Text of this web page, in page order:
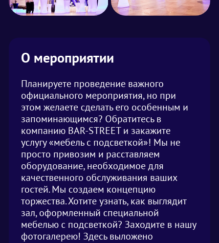
О мероприятии
Планируете проведение важного
официального мероприятия, но при
этом желаете сделать его особенным и
запоминающимся? Обратитесь в
компанию BAR-STREET и закажите
услугу «мебель с подсветкой»! Мы не
просто привозим и расставляем
оборудование, необходимое для
качественного обслуживания ваших
гостей. Мы создаем концепцию
торжества. Хотите узнать, как выглядит
зал, оформленный специальной
мебелью с подсветкой? Заходите в нашу
фотогалерею! Здесь выложено